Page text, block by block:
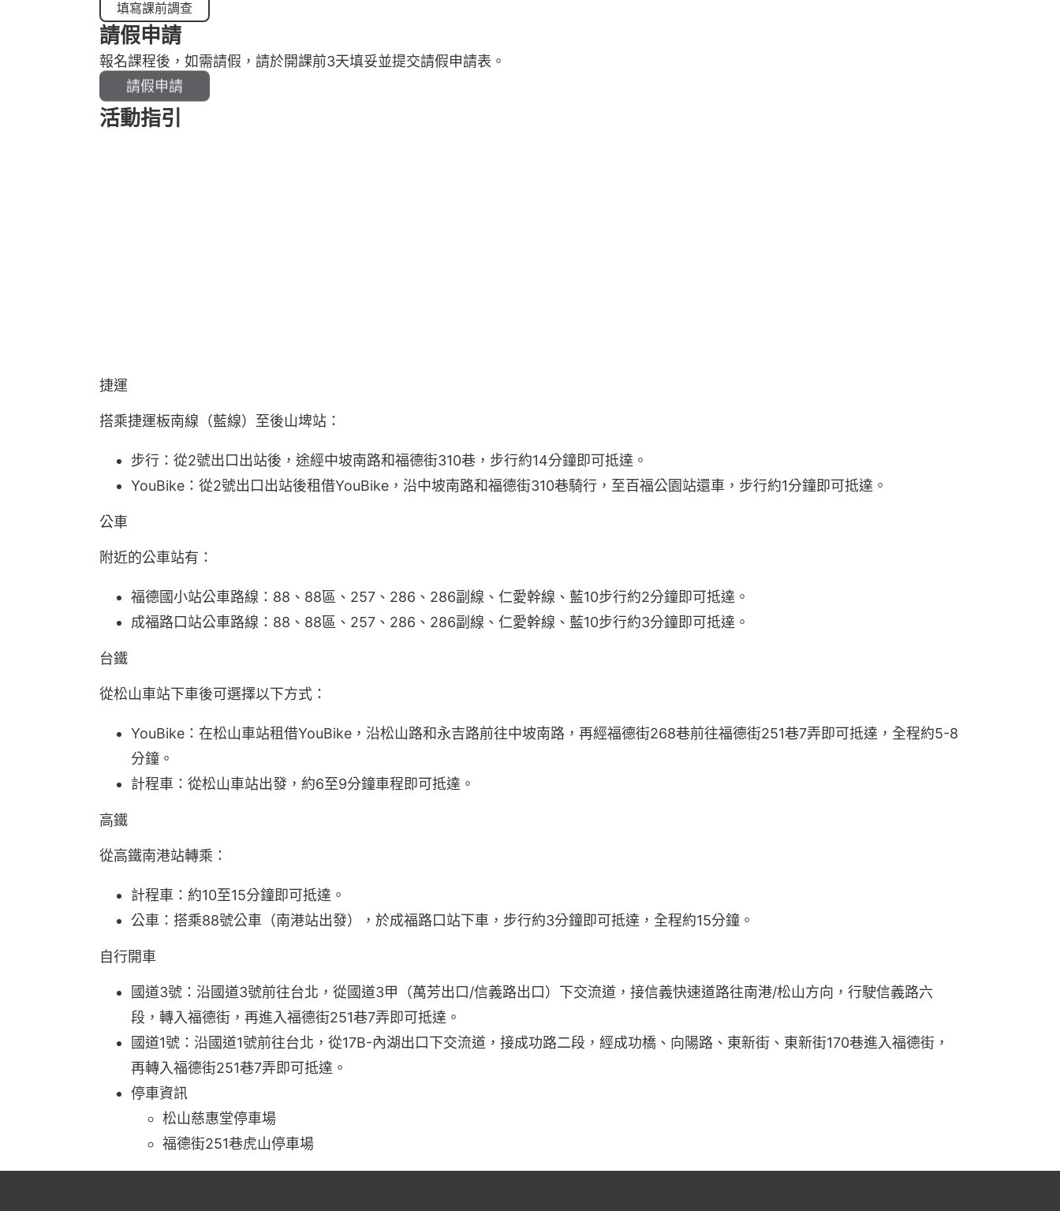
填寫課前調查
請假申請
報名課程後，如需請假，請於開課前3天填妥並提交請假申請表。
請假申請
活動指引
捷運
搭乘捷運板南線（藍線）至後山埤站：
步行：從2號出口出站後，途經中坡南路和福德街310巷，步行約14分鐘即可抵達。
YouBike：從2號出口出站後租借YouBike，沿中坡南路和福德街310巷騎行，至百福公園站還車，步行約1分鐘即可抵達。
公車
附近的公車站有：
福德國小站公車路線：88、88區、257、286、286副線、仁愛幹線、藍10步行約2分鐘即可抵達。
成福路口站公車路線：88、88區、257、286、286副線、仁愛幹線、藍10步行約3分鐘即可抵達。
台鐵
從松山車站下車後可選擇以下方式：
YouBike：在松山車站租借YouBike，沿松山路和永吉路前往中坡南路，再經福德街268巷前往福德街251巷7弄即可抵達，全程約5-8
分鐘。
計程車：從松山車站出發，約6至9分鐘車程即可抵達。
高鐵
從高鐵南港站轉乘：
計程車：約10至15分鐘即可抵達。
公車：搭乘88號公車（南港站出發），於成福路口站下車，步行約3分鐘即可抵達，全程約15分鐘。
自行開車
國道3號：沿國道3號前往台北，從國道3甲（萬芳出口/信義路出口）下交流道，接信義快速道路往南港/松山方向，行駛信義路六
段，轉入福德街，再進入福德街251巷7弄即可抵達。
國道1號：沿國道1號前往台北，從17B-內湖出口下交流道，接成功路二段，經成功橋、向陽路、東新街、東新街170巷進入福德街，
再轉入福德街251巷7弄即可抵達。
停車資訊
松山慈惠堂停車場
福德街251巷虎山停車場